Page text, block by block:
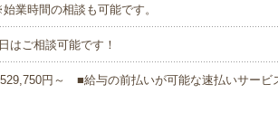
時間の相談も可能です。
ご相談可能です！
円～ ■給与の前払いが可能な速払いサービ